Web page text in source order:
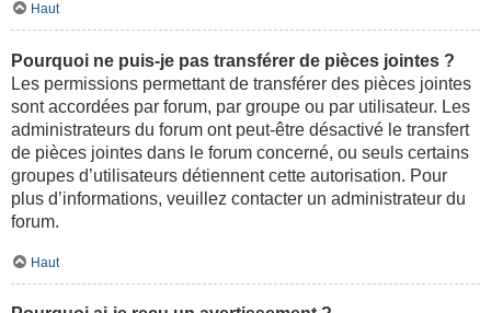
Haut
Pourquoi ne puis-je pas transférer de pièces jointes ?
Les permissions permettant de transférer des pièces jointes
sont accordées par forum, par groupe ou par utilisateur. Les
administrateurs du forum ont peut-être désactivé le transfert
de pièces jointes dans le forum concerné, ou seuls certains
groupes d’utilisateurs détiennent cette autorisation. Pour
plus d’informations, veuillez contacter un administrateur du
forum.
Haut